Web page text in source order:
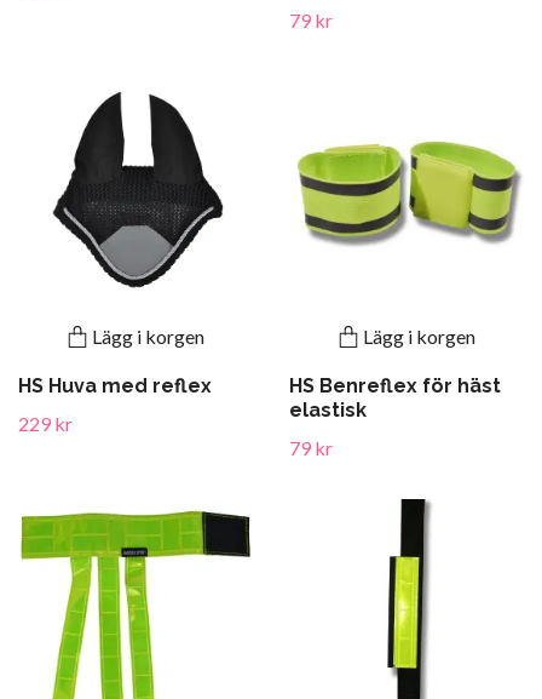
79 kr
Lägg i korgen
HS Huva med reflex
229 kr
Lägg i korgen
HS Benreflex för häst
elastisk
79 kr